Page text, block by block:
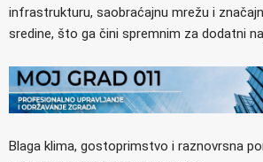
infrastrukturu, saobraćajnu mrežu i
sredine, što ga čini spremnim za dodatni
Blaga klima, gostoprimstvo i raznovrsna